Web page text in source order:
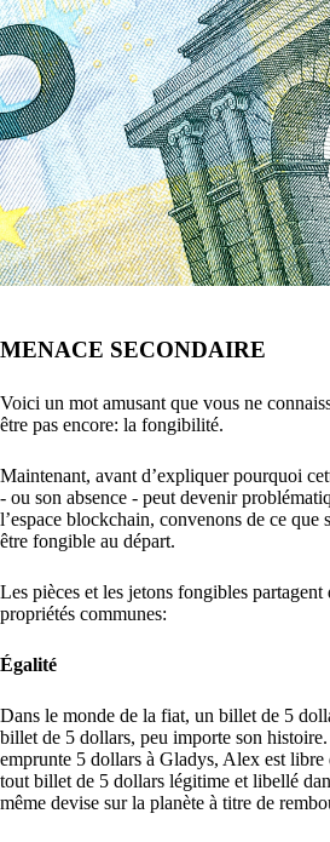
MENACE SECONDAIRE
Voici un mot amusant que vous ne
être pas encore: la fongibilité.
Maintenant, avant d’expliquer pourquoi
- ou son absence - peut devenir
l’espace blockchain, convenons de ce que
être fongible au départ.
Les pièces et les jetons fongibles partagent
propriétés communes:
Égalité
Dans le monde de la fiat, un billet de 5
billet de 5 dollars, peu importe son
emprunte 5 dollars à Gladys, Alex est libre
tout billet de 5 dollars légitime et libellé
même devise sur la planète à titre de